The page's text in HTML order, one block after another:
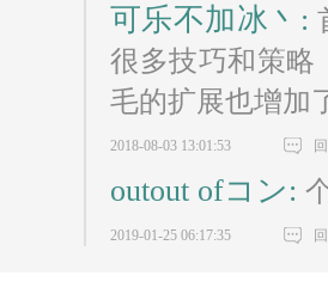
可乐不加冰丶:
很多技巧和策略
毛的扩展也增加
2018-08-03 13:01:53
outout ofコン:
2019-01-25 06:17:35